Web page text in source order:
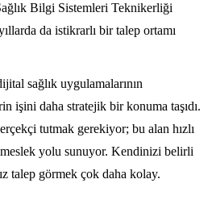
Bilgi Sistemleri Teknikerliği
da istikrarlı bir talep ortamı
sağlık uygulamalarının
işini daha stratejik bir konuma taşıdı.
tutmak gerekiyor; bu alan hızlı
yolu sunuyor. Kendinizi belirli
talep görmek çok daha kolay.